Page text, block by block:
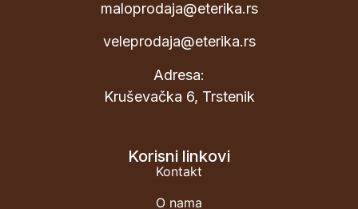
maloprodaja@eterika.rs
veleprodaja@eterika.rs
Adresa:
Kruševačka 6, Trstenik
Korisni linkovi
Kontakt
O nama